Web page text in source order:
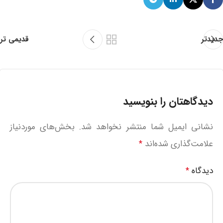
جدیدتر قدیمی تر
دیدگاهتان را بنویسید
نشانی ایمیل شما منتشر نخواهد شد. بخش‌های موردنیاز
علامت‌گذاری شده‌اند *
دیدگاه *